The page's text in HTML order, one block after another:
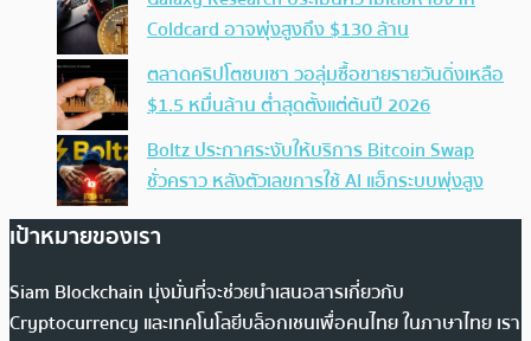
Coldcard อาจพุ่งสูงถึง $130 ล้าน
ตลาดคริปโตซบเซา วอลุ่มซื้อขายรายวันดิ่งเหลือ
$1.5 หมื่นล้าน ต่ำสุดตั้งแต่ต้นปี 2026
Boltz ประกาศระงับให้บริการ Bitcoin Swap
ชั่วคราว หลังตัวเลขการใช้ AI แฮ็กระบบพุ่งสูง
เป้าหมายของเรา
Siam Blockchain มุ่งมั่นที่จะช่วยนำเสนอสารเกี่ยวกับ
Cryptocurrency และเทคโนโลยีบล็อกเชนเพื่อคนไทย ในภาษาไทย เรา